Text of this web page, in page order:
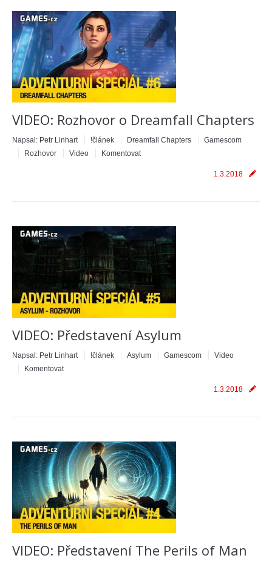
VIDEO: Rozhovor o Dreamfall Chapters
Napsal: Petr Linhart !článek Dreamfall Chapters
Gamescom
Rozhovor
Video Komentovat
1.3.2018
VIDEO: Představení Asylum
Napsal: Petr Linhart !článek Asylum Gamescom
Video
Komentovat
1.3.2018
VIDEO: Představení The Perils of Man